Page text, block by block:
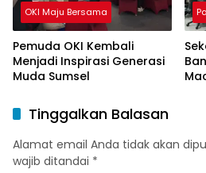
OKI Maju Bersama
Pemuda OKI Kembali
Menjadi Inspirasi Generasi
Muda Sumsel
Tinggalkan Balasan
Alamat email Anda tidak akan
wajib ditandai *